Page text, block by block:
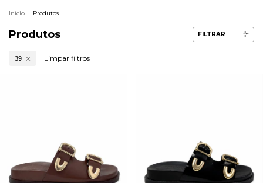
Início . Produtos
Produtos FILTRAR
39 Limpar filtros